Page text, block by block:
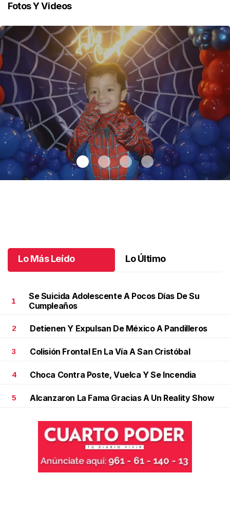
Fotos Y Videos
Lo Más Leído Lo Último
1
Se Suicida Adolescente A Pocos Días De Su
Cumpleaños
2 Detienen Y Expulsan De México A Pandilleros
3 Colisión Frontal En La Vía A San Cristóbal
4 Choca Contra Poste, Vuelca Y Se Incendia
5 Alcanzaron La Fama Gracias A Un Reality Show